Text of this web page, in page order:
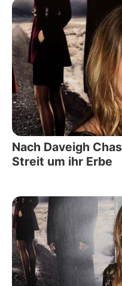
Nach Daveigh
Streit um ihr Erbe